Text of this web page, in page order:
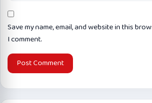
Save my name, email, and website in this
I comment.